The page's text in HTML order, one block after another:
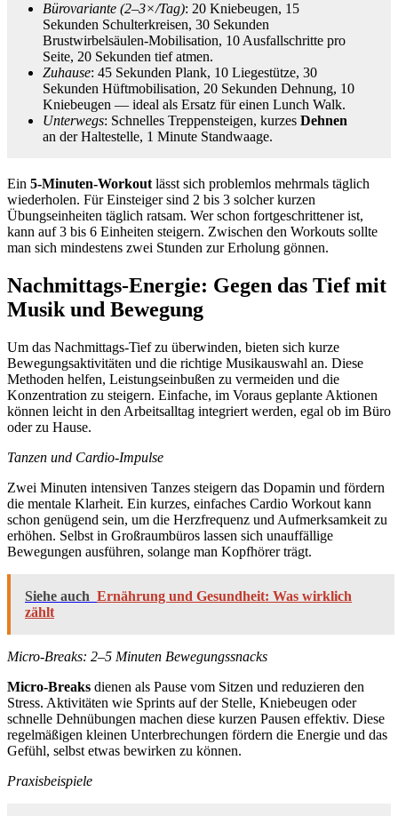
Bürovariante (2–3×/Tag): 20 Kniebeugen, 15
Sekunden Schulterkreisen, 30 Sekunden
Brustwirbelsäulen-Mobilisation, 10 Ausfallschritte pro
Seite, 20 Sekunden tief atmen.
Zuhause: 45 Sekunden Plank, 10 Liegestütze, 30
Sekunden Hüftmobilisation, 20 Sekunden Dehnung, 10
Kniebeugen — ideal als Ersatz für einen Lunch Walk.
Unterwegs: Schnelles Treppensteigen, kurzes Dehnen
an der Haltestelle, 1 Minute Standwaage.
Ein 5-Minuten-Workout lässt sich problemlos mehrmals täglich
wiederholen. Für Einsteiger sind 2 bis 3 solcher kurzen
Übungseinheiten täglich ratsam. Wer schon fortgeschrittener ist,
kann auf 3 bis 6 Einheiten steigern. Zwischen den Workouts sollte
man sich mindestens zwei Stunden zur Erholung gönnen.
Nachmittags-Energie: Gegen das Tief mit
Musik und Bewegung
Um das Nachmittags-Tief zu überwinden, bieten sich kurze
Bewegungsaktivitäten und die richtige Musikauswahl an. Diese
Methoden helfen, Leistungseinbußen zu vermeiden und die
Konzentration zu steigern. Einfache, im Voraus geplante Aktionen
können leicht in den Arbeitsalltag integriert werden, egal ob im Büro
oder zu Hause.
Tanzen und Cardio-Impulse
Zwei Minuten intensiven Tanzes steigern das Dopamin und fördern
die mentale Klarheit. Ein kurzes, einfaches Cardio Workout kann
schon genügend sein, um die Herzfrequenz und Aufmerksamkeit zu
erhöhen. Selbst in Großraumbüros lassen sich unauffällige
Bewegungen ausführen, solange man Kopfhörer trägt.
Siehe auch Ernährung und Gesundheit: Was wirklich
zählt
Micro-Breaks: 2–5 Minuten Bewegungssnacks
Micro-Breaks dienen als Pause vom Sitzen und reduzieren den
Stress. Aktivitäten wie Sprints auf der Stelle, Kniebeugen oder
schnelle Dehnübungen machen diese kurzen Pausen effektiv. Diese
regelmäßigen kleinen Unterbrechungen fördern die Energie und das
Gefühl, selbst etwas bewirken zu können.
Praxisbeispiele